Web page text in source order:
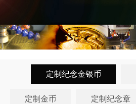
定制纪念金银币
定制金币 定制纪念章